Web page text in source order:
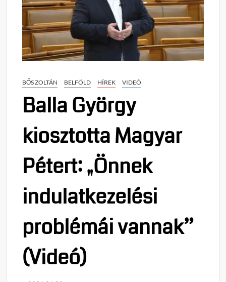
BŐS ZOLTÁN BELFÖLD HÍREK VIDEÓ
Balla György
kiosztotta Magyar
Pétert: „Önnek
indulatkezelési
problémái vannak”
(Videó)